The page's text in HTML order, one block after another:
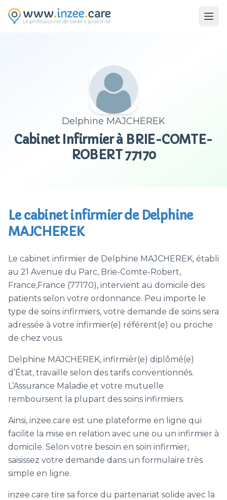
Delphine MAJCHEREK
Cabinet Infirmier à BRIE-COMTE-
ROBERT 77170
Le cabinet infirmier de Delphine
MAJCHEREK
Le cabinet infirmier de Delphine MAJCHEREK, établi
au 21 Avenue du Parc, Brie-Comte-Robert,
France,France (77170), intervient au domicile des
patients selon votre ordonnance. Peu importe le
type de soins infirmiers, votre demande de soins sera
adressée à votre infirmier(e) référent(e) ou proche
de chez vous.
Delphine MAJCHEREK, infirmièr(e) diplômé(e)
d’État, travaille selon des tarifs conventionnés.
L’Assurance Maladie et votre mutuelle
remboursent la plupart des soins infirmiers.
Ainsi, inzee.care est une plateforme en ligne qui
facilite la mise en relation avec une ou un infirmier à
domicile. Selon votre besoin en soin infirmier,
saisissez votre demande dans un formulaire très
simple en ligne.
inzee.care tire sa force du partenariat solide avec la